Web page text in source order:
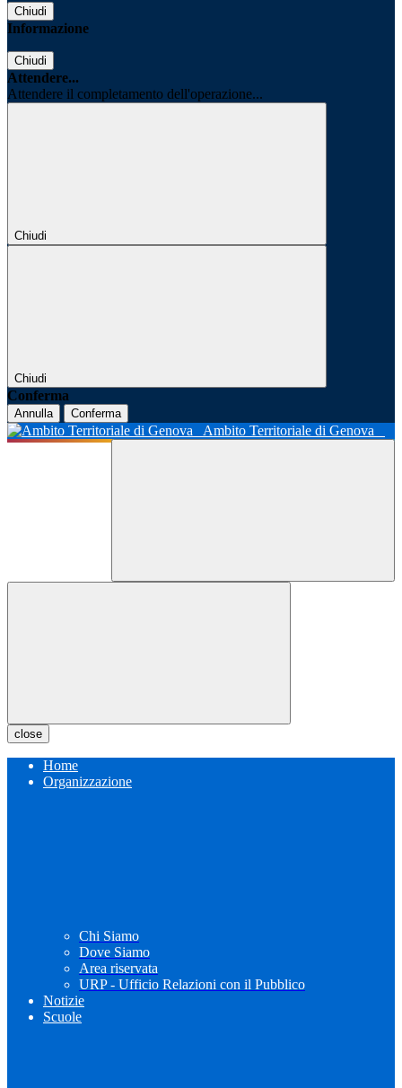
Chiudi
Informazione
Chiudi
Attendere...
Attendere il completamento dell'operazione...
Chiudi
Chiudi
Conferma
Annulla Conferma
Ambito Territoriale di Genova
close
Home
Organizzazione
Chi Siamo
Dove Siamo
Area riservata
URP - Ufficio Relazioni con il Pubblico
Notizie
Scuole